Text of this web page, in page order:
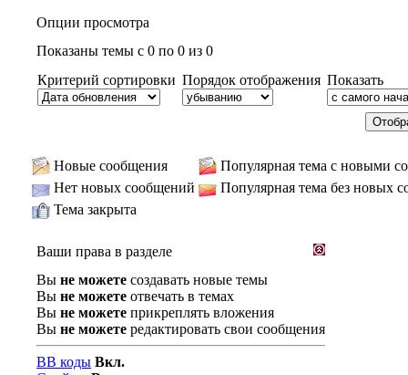
Опции просмотра
Показаны темы с 0 по 0 из 0
Критерий сортировки Порядок отображения Показать
Новые сообщения
Популярная тема с новыми
Нет новых сообщений
Популярная тема без новых
Тема закрыта
Ваши права в разделе
Вы не можете создавать новые темы
Вы не можете отвечать в темах
Вы не можете прикреплять вложения
Вы не можете редактировать свои сообщения
BB коды Вкл.